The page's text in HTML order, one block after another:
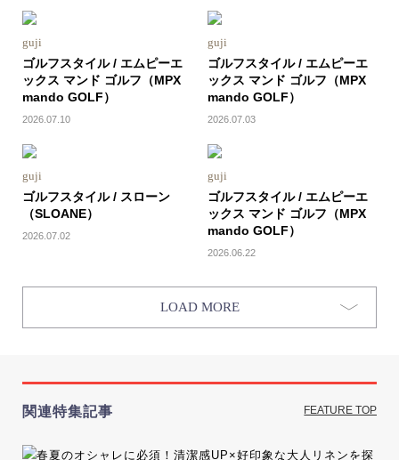
guji
ゴルフスタイル / エムピーエ
ックス マンド ゴルフ（MPX
mando GOLF）
2026.07.10
guji
ゴルフスタイル / エムピーエ
ックス マンド ゴルフ（MPX
mando GOLF）
2026.07.03
guji
ゴルフスタイル / スローン
（SLOANE）
2026.07.02
guji
ゴルフスタイル / エムピーエ
ックス マンド ゴルフ（MPX
mando GOLF）
2026.06.22
LOAD MORE
関連特集記事 FEATURE TOP